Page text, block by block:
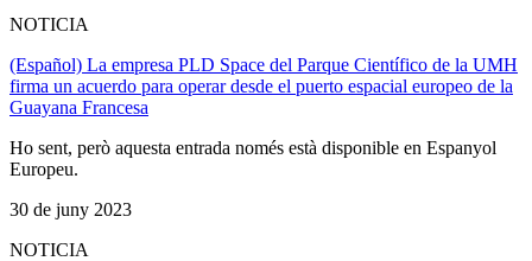
NOTICIA
(Español) La empresa PLD Space del Parque Científico de la UMH
firma un acuerdo para operar desde el puerto espacial europeo de la
Guayana Francesa
Ho sent, però aquesta entrada només està disponible en Espanyol
Europeu.
30 de juny 2023
NOTICIA